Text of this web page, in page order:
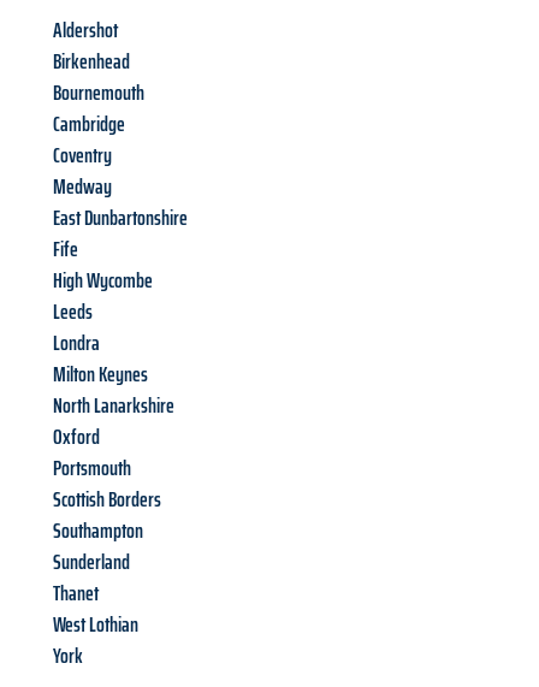
Aldershot
Birkenhead
Bournemouth
Cambridge
Coventry
Medway
East Dunbartonshire
Fife
High Wycombe
Leeds
Londra
Milton Keynes
North Lanarkshire
Oxford
Portsmouth
Scottish Borders
Southampton
Sunderland
Thanet
West Lothian
York